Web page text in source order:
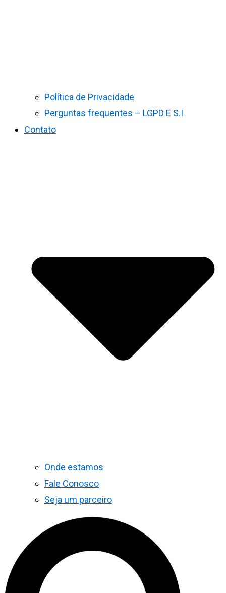
Política de Privacidade
Perguntas frequentes – LGPD E S.I
Contato
Onde estamos
Fale Conosco
Seja um parceiro